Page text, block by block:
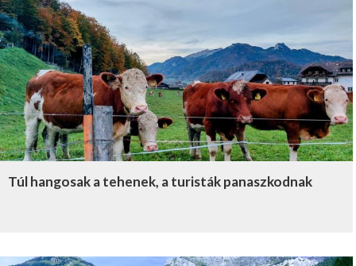
Túl hangosak a tehenek, a turisták panaszkodnak